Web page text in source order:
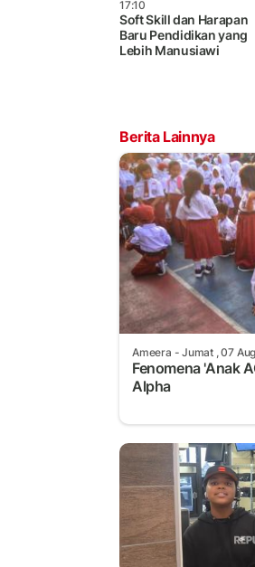
17:10
Soft Skill dan Harapan
Baru Pendidikan yang
Lebih Manusiawi
Berita Lainnya
Ameera - Jumat , 07
Fenomena 'Anak
Alpha